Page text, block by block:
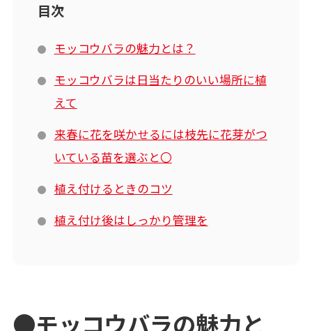
目次
モッコウバラの魅力とは？
モッコウバラは日当たりのいい場所に植
えて
来春に花を咲かせるには枝先に花芽がつ
いている苗を選ぶと〇
植え付けるときのコツ
植え付け後はしっかり管理を
●モッコウバラの魅力と